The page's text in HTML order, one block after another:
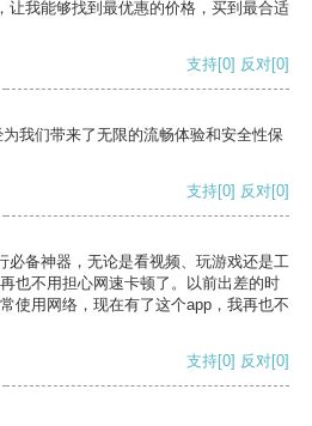
让我能够找到最优惠的价格，买到最合适
支持[0] 反对[0]
我们带来了无限的流畅体验和安全性保
支持[0] 反对[0]
必备神器，无论是看视频、玩游戏还是工
也不用担心网速卡顿了。以前出差的时
使用网络，现在有了这个app，我再也不
支持[0] 反对[0]